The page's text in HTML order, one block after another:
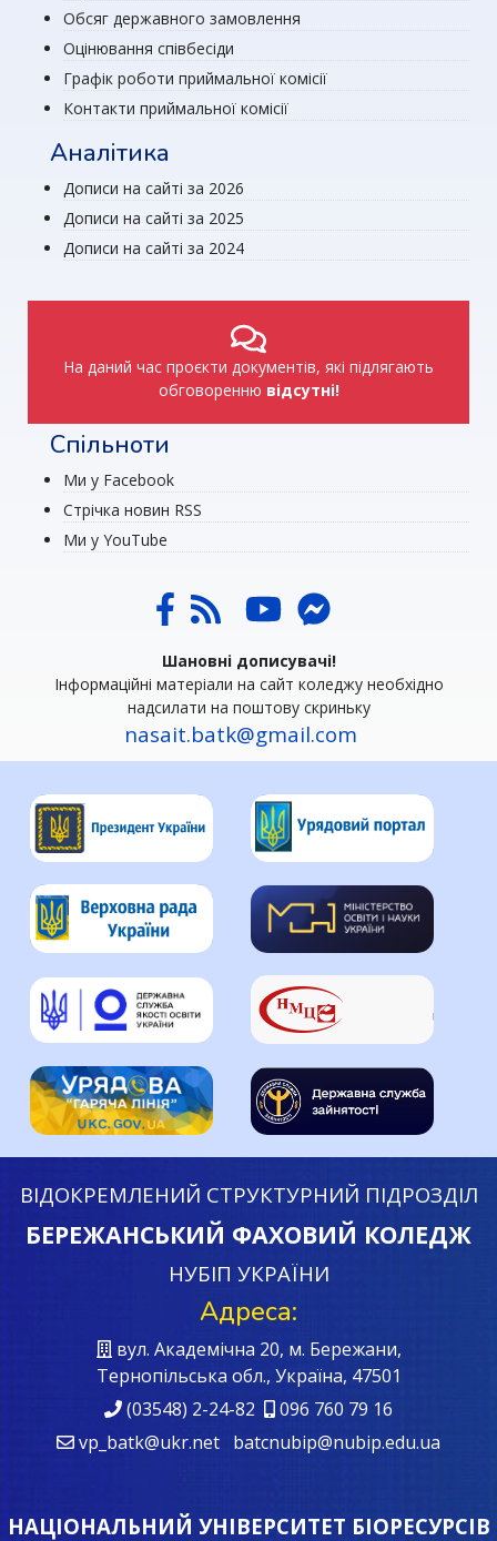
Обсяг державного замовлення
Оцінювання співбесіди
Графік роботи приймальної комісії
Контакти приймальної комісії
Аналітика
Дописи на сайті за 2026
Дописи на сайті за 2025
Дописи на сайті за 2024
На даний час проєкти документів, які підлягають
обговоренню відсутні!
Спільноти
Ми у Facebook
Стрічка новин RSS
Ми у YouTube
Шановні дописувачі!
Інформаційні матеріали на сайт коледжу необхідно
надсилати на поштову скриньку
nasait.batk@gmail.com
ВІДОКРЕМЛЕНИЙ СТРУКТУРНИЙ ПІДРОЗДІЛ
БЕРЕЖАНСЬКИЙ ФАХОВИЙ КОЛЕДЖ
НУБІП УКРАЇНИ
Адреса:
вул. Академічна 20, м. Бережани,
Тернопільська обл., Україна, 47501
(03548) 2-24-82
096 760 79 16
vp_batk@ukr.net batcnubip@nubip.edu.ua
НАЦІОНАЛЬНИЙ УНІВЕРСИТЕТ БІОРЕСУРСІВ